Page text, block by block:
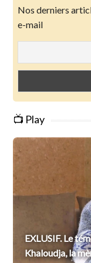
Nos derniers
e-mail
📺 Play
EXLUSIF. Le
Khaloudja, la